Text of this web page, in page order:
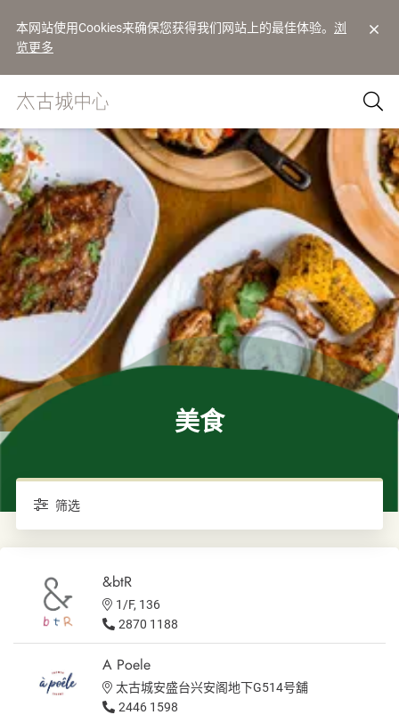
本网站使用Cookies来确保您获得我们网站上的最佳体验。 浏
览更多
美食
筛选
&btR
1/F, 136
2870 1188
A Poele
太古城安盛台兴安阁地下G514号舖
2446 1598